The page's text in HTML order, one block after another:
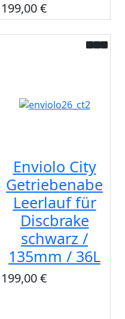
199,00 €
Enviolo City
Getriebenabe
Leerlauf für
Discbrake
schwarz /
135mm / 36L
199,00 €